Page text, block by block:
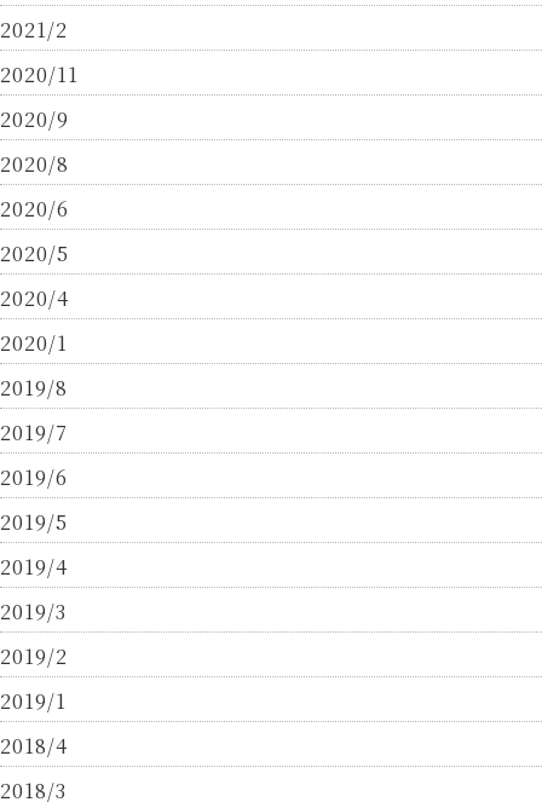
2021/2
2020/11
2020/9
2020/8
2020/6
2020/5
2020/4
2020/1
2019/8
2019/7
2019/6
2019/5
2019/4
2019/3
2019/2
2019/1
2018/4
2018/3